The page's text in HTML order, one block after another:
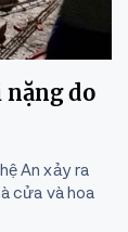
do
An xảy ra
cửa và hoa